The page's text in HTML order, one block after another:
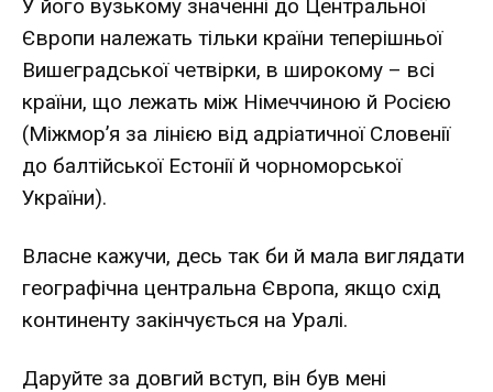
У його вузькому значенні до Центральної
Європи належать тільки країни теперішньої
Вишеградської четвірки, в широкому – всі
країни, що лежать між Німеччиною й Росією
(Міжмор’я за лінією від адріатичної Словенії
до балтійської Естонії й чорноморської
України).
Власне кажучи, десь так би й мала виглядати
географічна центральна Європа, якщо схід
континенту закінчується на Уралі.
Даруйте за довгий вступ, він був мені